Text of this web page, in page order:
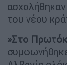
του νέου
»Στο